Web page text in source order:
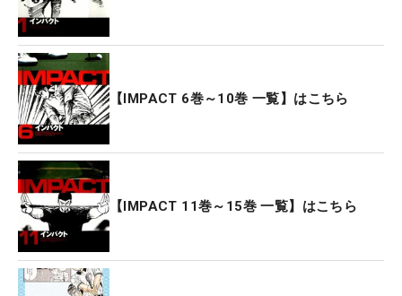
【IMPACT 6巻～10巻 一覧】はこちら
【IMPACT 11巻～15巻 一覧】はこちら